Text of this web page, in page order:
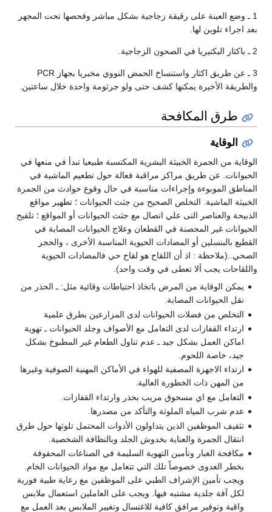
1 ـ وضع العينة على رقيقة زجاجية بشكل مباشر وفحصها تحت المجهر
بعد اجراء تلوين لها.
2 ـ باكثار البكتيريا في الصحون الزجاجية.
3 ـ عن طريق اكثار واستنساخ الحمض النووي مخبريا بجهاز PCR
والطريقة الأخيرة يمكنها كشف حتى ولو جرثومة واحدة خلال ساعتين.
طرق المكافحة
الوقاية
الوقاية من الجمرة الخبيثة البشرية المكتسبة طبيعيا تبدأ في منعها في
الحيوانات. عن طريق مراكز مراقبة فعالة حول تطعيم الماشية في
المناطق الموبوءة وإجراءات مناسبة في حال وقوع حوادث من الجمرة
الخبيثة الماشية. التخلص الصحيح من جثث الحيوانات ؛ تطهير مواقع
الذبيحة والعناصر التى علي اتصال مع جثث الحيوانات أو المواقع ؛ تلقيح
الحيوانات غير المحصنة في القطعان وعلاج الحيوانات المصابة في
القطيع بالبنسلين أو المضادات الحيوية المناسبة الأخرى ، والحجر
الصحي..(ملاحظة : اذ أن اللقاح هو لقاح حي فالمضادات الحيوية
واللقاحات يجب ألا تعطى في وقت واحد).
يمكن الوقاية من المرض باتخاذ احتياطات وقائية مثل: ـ الحذر من
نقل الحيوانات المصابة.
التخلص من فضلات الحيوانات لدى المزارعين بطرق علمية
ارتداء القفازات لدى التعامل مع الأصواف وجلد الحيوانات ـ تهوية
اماكن العمل بشكل جيد ـ عدم تناول الطعام غير المطبوخ بشكل
جيد، خاصة اللحوم.
ارتداء الاجهزة المصفية للهواء في الأماكن المهنية الصوفية وغيرها
من المهن ذات الخطورة العالية.
التعامل مع اي مسحوق مريب بحذر وارتداء القفازات.
عدم شرب المياه الملوثة والتأكد من مصدرها.
تثقيف الموظفين الذين يتداولون الأدوات المحتمل تلوثها حول طرق
انتقال الجمرة والعناية بخدوش الجلد وبالنظافة الشخصية.
مكافحة الغبار وتأمين التهوية السليمة في الصناعات المحفوفة
بخطر العدوى خصوصاً تلك التي تتعامل مع مواد الحيوانات الخام.
ويجب تأمين الإشراف الطبي على الموظفين مع رعاية طبية فورية
لكل آفة جلدية مشتبه فيها. ويجب على العاملين استعمال ملابس
واقية وتوفير مرافق كافية للاغتسال وتغيير الملابس بعد العمل مع